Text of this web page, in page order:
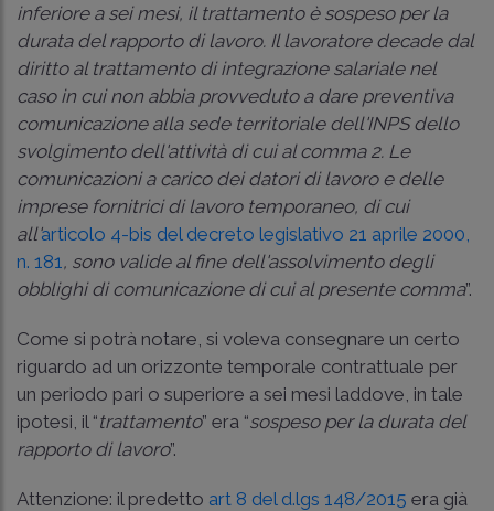
inferiore a sei mesi, il trattamento è sospeso per la
durata del rapporto di lavoro. Il lavoratore decade dal
diritto al trattamento di integrazione salariale nel
caso in cui non abbia provveduto a dare preventiva
comunicazione alla sede territoriale dell'INPS dello
svolgimento dell'attività di cui al comma 2. Le
comunicazioni a carico dei datori di lavoro e delle
imprese fornitrici di lavoro temporaneo, di cui
all'articolo 4-bis del decreto legislativo 21 aprile 2000,
n. 181, sono valide al fine dell'assolvimento degli
obblighi di comunicazione di cui al presente comma”.
Come si potrà notare, si voleva consegnare un certo
riguardo ad un orizzonte temporale contrattuale per
un periodo pari o superiore a sei mesi laddove, in tale
ipotesi, il “trattamento” era “sospeso per la durata del
rapporto di lavoro”.
Attenzione: il predetto art 8 del d.lgs 148/2015 era già